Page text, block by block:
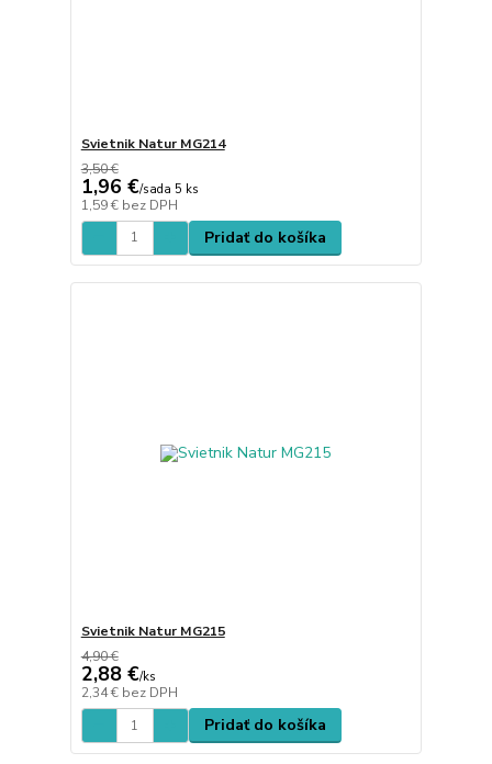
Svietnik Natur MG214
3,50 €
1,96 €/sada 5 ks
1,59 € bez DPH
Pridať do košíka
Svietnik Natur MG215
4,90 €
2,88 €/ks
2,34 € bez DPH
Pridať do košíka